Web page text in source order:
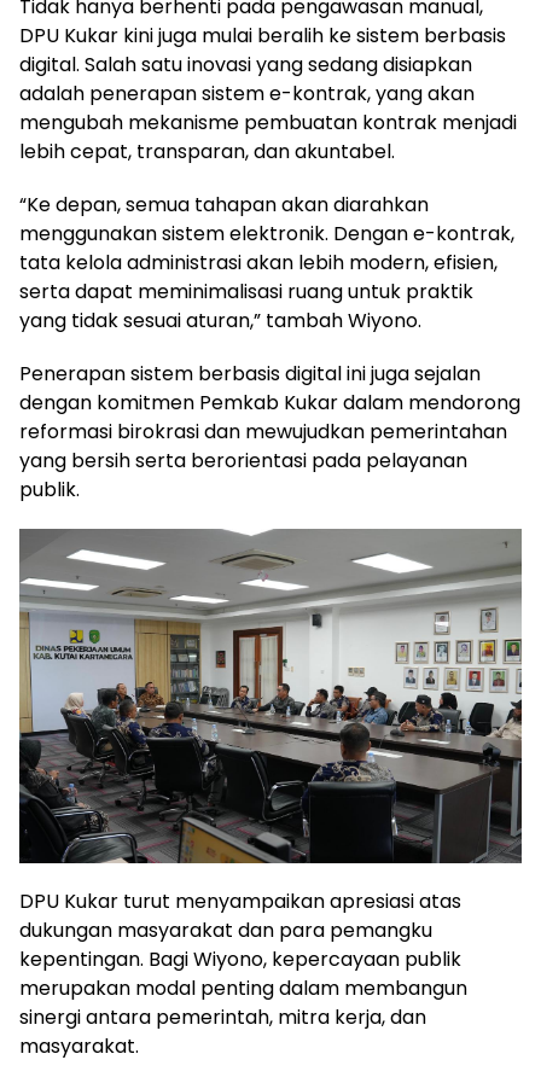
Tidak hanya berhenti pada pengawasan manual,
DPU Kukar kini juga mulai beralih ke sistem berbasis
digital. Salah satu inovasi yang sedang disiapkan
adalah penerapan sistem e-kontrak, yang akan
mengubah mekanisme pembuatan kontrak menjadi
lebih cepat, transparan, dan akuntabel.
“Ke depan, semua tahapan akan diarahkan
menggunakan sistem elektronik. Dengan e-kontrak,
tata kelola administrasi akan lebih modern, efisien,
serta dapat meminimalisasi ruang untuk praktik
yang tidak sesuai aturan,” tambah Wiyono.
Penerapan sistem berbasis digital ini juga sejalan
dengan komitmen Pemkab Kukar dalam mendorong
reformasi birokrasi dan mewujudkan pemerintahan
yang bersih serta berorientasi pada pelayanan
publik.
DPU Kukar turut menyampaikan apresiasi atas
dukungan masyarakat dan para pemangku
kepentingan. Bagi Wiyono, kepercayaan publik
merupakan modal penting dalam membangun
sinergi antara pemerintah, mitra kerja, dan
masyarakat.